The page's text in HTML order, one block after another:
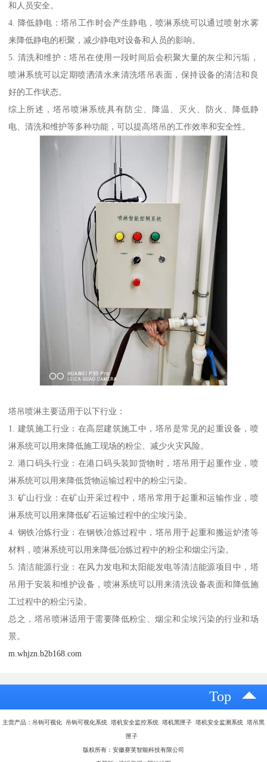
和人员安全。
4. 降低静电：塔吊工作时会产生静电，喷淋系统可以通过喷射水雾
来降低静电的积聚，减少静电对设备和人员的影响。
5. 清洗和维护：塔吊在使用一段时间后会积聚大量的灰尘和污垢，
喷淋系统可以定期喷洒清水来清洗塔吊表面，保持设备的清洁和良
好的工作状态。
综上所述，塔吊喷淋系统具有防尘、降温、灭火、防火、降低静
电、清洗和维护等多种功能，可以提高塔吊的工作效率和安全性。
塔吊喷淋主要适用于以下行业：
1. 建筑施工行业：在高层建筑施工中，塔吊是常见的起重设备，喷
淋系统可以用来降低施工现场的粉尘、减少火灾风险。
2. 港口码头行业：在港口码头装卸货物时，塔吊用于起重作业，喷
淋系统可以用来降低货物运输过程中的粉尘污染。
3. 矿山行业：在矿山开采过程中，塔吊常用于起重和运输作业，喷
淋系统可以用来降低矿石运输过程中的尘埃污染。
4. 钢铁冶炼行业：在钢铁冶炼过程中，塔吊用于起重和搬运炉渣等
材料，喷淋系统可以用来降低冶炼过程中的粉尘和烟尘污染。
5. 清洁能源行业：在风力发电和太阳能发电等清洁能源项目中，塔
吊用于安装和维护设备，喷淋系统可以用来清洗设备表面和降低施
工过程中的粉尘污染。
总之，塔吊喷淋适用于需要降低粉尘、烟尘和尘埃污染的行业和场
景。
m.whjzn.b2b168.com
Top
主营产品：吊钩可视化 吊钩可视化系统 塔机安全监控系统 塔机黑匣子 塔机安全监测系统 塔吊黑
匣子
版权所有：安徽赛芙智能科技有限公司